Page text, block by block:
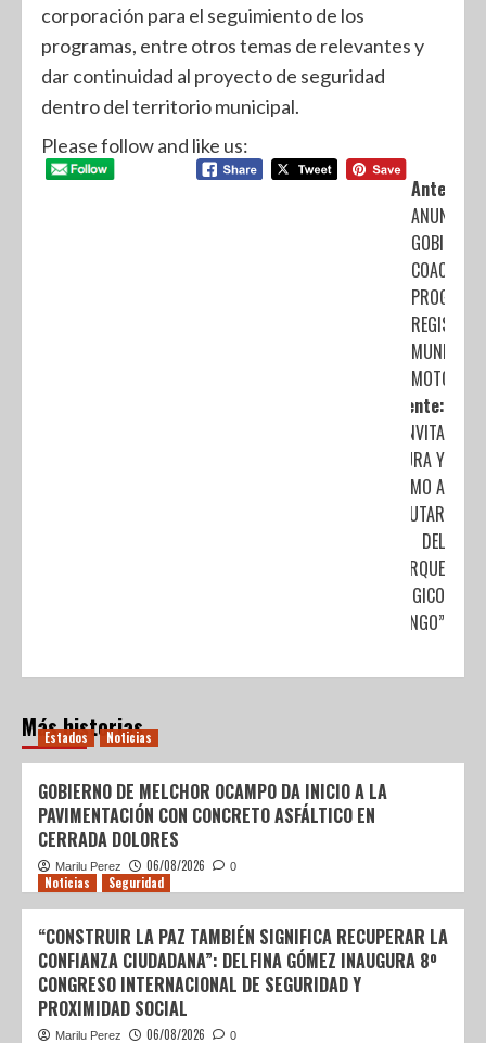
corporación para el seguimiento de los
programas, entre otros temas de relevantes y
dar continuidad al proyecto de seguridad
dentro del territorio municipal.
Please follow and like us:
Anterior:
ANUNCIA
GOBIERNO
COACALCO
REGISTRO
Siguiente:
INVITA
CULTURA Y
TURISMO A
DISFRUTAR
DEL
PARQUE
ECOLÓGICO
“ZACANGO”
Más historias
Estados Noticias
GOBIERNO DE MELCHOR OCAMPO DA INICIO A LA
PAVIMENTACIÓN CON CONCRETO ASFÁLTICO EN
CERRADA DOLORES
Marilu Perez 06/08/2026 0
Noticias Seguridad
“CONSTRUIR LA PAZ TAMBIÉN SIGNIFICA RECUPERAR LA
CONFIANZA CIUDADANA”: DELFINA GÓMEZ INAUGURA 8º
CONGRESO INTERNACIONAL DE SEGURIDAD Y
PROXIMIDAD SOCIAL
Marilu Perez 06/08/2026 0